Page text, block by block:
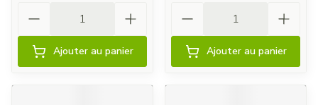
Ajouter au panier Ajouter au panier